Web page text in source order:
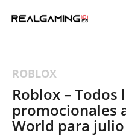
ROBLOX
Roblox – Todos
promocionales
World para julio